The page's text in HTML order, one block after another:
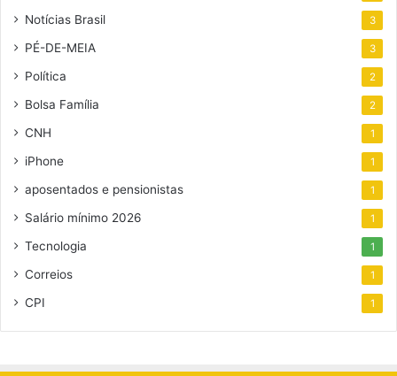
Notícias Brasil 3
PÉ-DE-MEIA 3
Política 2
Bolsa Família 2
CNH 1
iPhone 1
aposentados e pensionistas 1
Salário mínimo 2026 1
Tecnologia 1
Correios 1
CPI 1